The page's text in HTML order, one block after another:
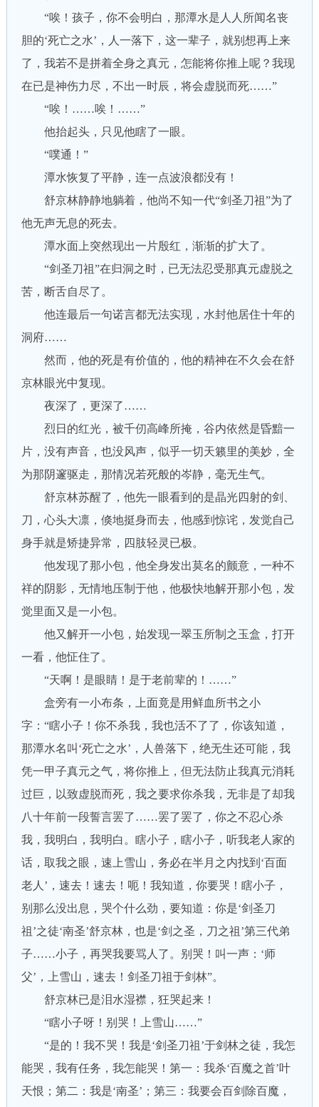
“唉！孩子，你不会明白，那潭水是人人所闻名丧
胆的‘死亡之水’，人一落下，这一辈子，就别想再上来
了，我若不是拼着全身之真元，怎能将你推上呢？我现
在已是神伤力尽，不出一时辰，将会虚脱而死……”
“唉！……唉！……”
他抬起头，只见他瞎了一眼。
“噗通！”
潭水恢复了平静，连一点波浪都没有！
舒京林静静地躺着，他尚不知一代“剑圣刀祖”为了
他无声无息的死去。
潭水面上突然现出一片殷红，渐渐的扩大了。
“剑圣刀祖”在归洞之时，已无法忍受那真元虚脱之
苦，断舌自尽了。
他连最后一句诺言都无法实现，水封他居住十年的
洞府……
然而，他的死是有价值的，他的精神在不久会在舒
京林眼光中复现。
夜深了，更深了……
烈日的红光，被千仞高峰所掩，谷内依然是昏黯一
片，没有声音，也没风声，似乎一切天籁里的美妙，全
为那阴邃驱走，那情况若死般的岑静，毫无生气。
舒京林苏醒了，他先一眼看到的是晶光四射的剑、
刀，心头大凛，倏地挺身而去，他感到惊诧，发觉自己
身手就是矫捷异常，四肢轻灵已极。
他发现了那小包，他全身发出莫名的颤意，一种不
祥的阴影，无情地压制于他，他极快地解开那小包，发
觉里面又是一小包。
他又解开一小包，始发现一翠玉所制之玉盒，打开
一看，他怔住了。
“天啊！是眼睛！是于老前辈的！……”
盒旁有一小布条，上面竟是用鲜血所书之小
字：“瞎小子！你不杀我，我也活不了了，你该知道，
那潭水名叫‘死亡之水’，人兽落下，绝无生还可能，我
凭一甲子真元之气，将你推上，但无法防止我真元消耗
过巨，以致虚脱而死，我之要求你杀我，无非是了却我
八十年前一段誓言罢了……罢了罢了，你之不忍心杀
我，我明白，我明白。瞎小子，瞎小子，听我老人家的
话，取我之眼，速上雪山，务必在半月之内找到‘百面
老人’，速去！速去！呃！我知道，你要哭！瞎小子，
别那么没出息，哭个什么劲，要知道：你是‘剑圣刀
祖’之徒‘南圣’舒京林，也是‘剑之圣，刀之祖’第三代弟
子……小子，再哭我要骂人了。别哭！叫一声：‘师
父’，上雪山，速去！剑圣刀祖于剑林”。
舒京林已是泪水湿襟，狂哭起来！
“瞎小子呀！别哭！上雪山……”
“是的！我不哭！我是‘剑圣刀祖’于剑林之徒，我怎
能哭，我有任务，我怎能哭！第一：我杀‘百魔之首’叶
天恨；第二：我是‘南圣’；第三：我要会百剑除百魔，